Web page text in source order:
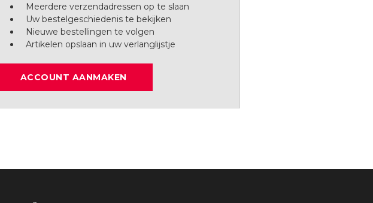
Meerdere verzendadressen op te slaan
Uw bestelgeschiedenis te bekijken
Nieuwe bestellingen te volgen
Artikelen opslaan in uw verlanglijstje
ACCOUNT AANMAKEN